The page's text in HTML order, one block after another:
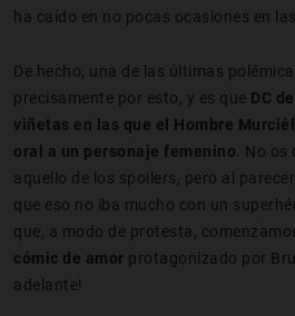
ha caído en no pocas ocasiones en
De hecho, una de las últimas
precisamente por esto, y es que DC
viñetas en las que el Hombre
oral a un personaje femenino . No
aquello de los spoilers, pero al
que eso no iba mucho con un
que, a modo de protesta,
cómic de amor protagonizado por
adelante!